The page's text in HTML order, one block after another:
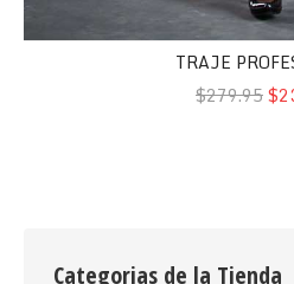
TRAJE
$279.95
Categorias de la Tienda